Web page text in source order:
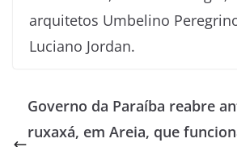
arquitetos Umbelino
Luciano Jordan.
Governo da Paraíba reabre
ruxaxá, em Areia, que